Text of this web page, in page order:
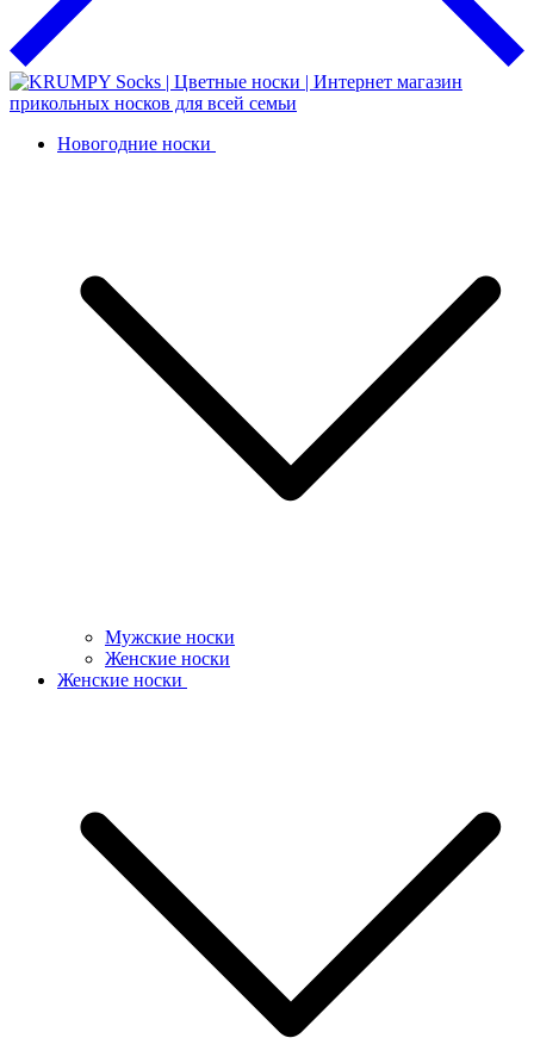
Новогодние носки
Мужские носки
Женские носки
Женские носки